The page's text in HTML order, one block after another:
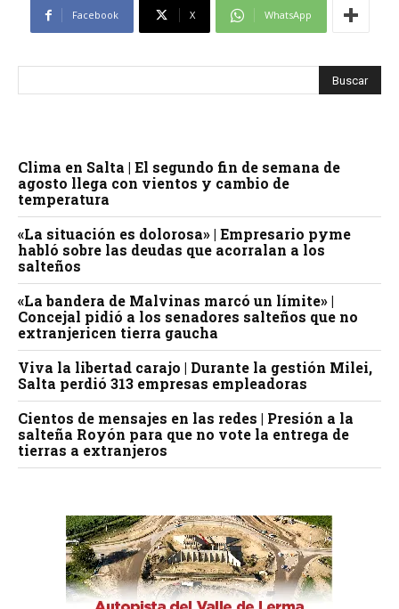
Facebook X WhatsApp
Clima en Salta | El segundo fin de semana de
agosto llega con vientos y cambio de
temperatura
«La situación es dolorosa» | Empresario pyme
habló sobre las deudas que acorralan a los
salteños
«La bandera de Malvinas marcó un límite» |
Concejal pidió a los senadores salteños que no
extranjericen tierra gaucha
Viva la libertad carajo | Durante la gestión Milei,
Salta perdió 313 empresas empleadoras
Cientos de mensajes en las redes | Presión a la
salteña Royón para que no vote la entrega de
tierras a extranjeros